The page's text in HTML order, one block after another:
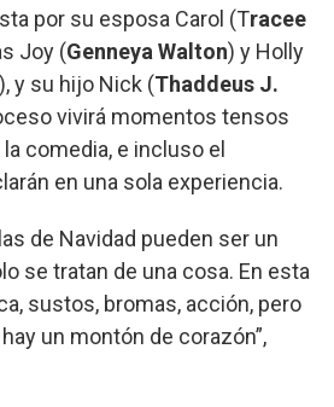
por su esposa Carol (Tracee
Joy (Genneya Walton) y Holly
), y su hijo Nick (Thaddeus J.
vivirá momentos tensos
comedia, e incluso el
en una sola experiencia.
de Navidad pueden ser un
se tratan de una cosa. En esta
sustos, bromas, acción, pero
un montón de corazón”,